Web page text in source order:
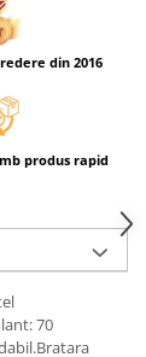
din 2016
produs rapid
70